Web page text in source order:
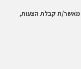
מאשר/ת קבלת הצעות,